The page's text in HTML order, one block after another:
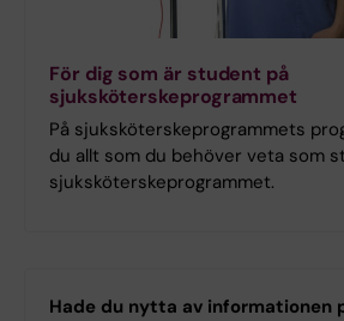
För dig som är student på
sjuksköterskeprogrammet
På sjuksköterskeprogrammets
du allt som du behöver veta som
sjuksköterskeprogrammet.
Hade du nytta av informationen